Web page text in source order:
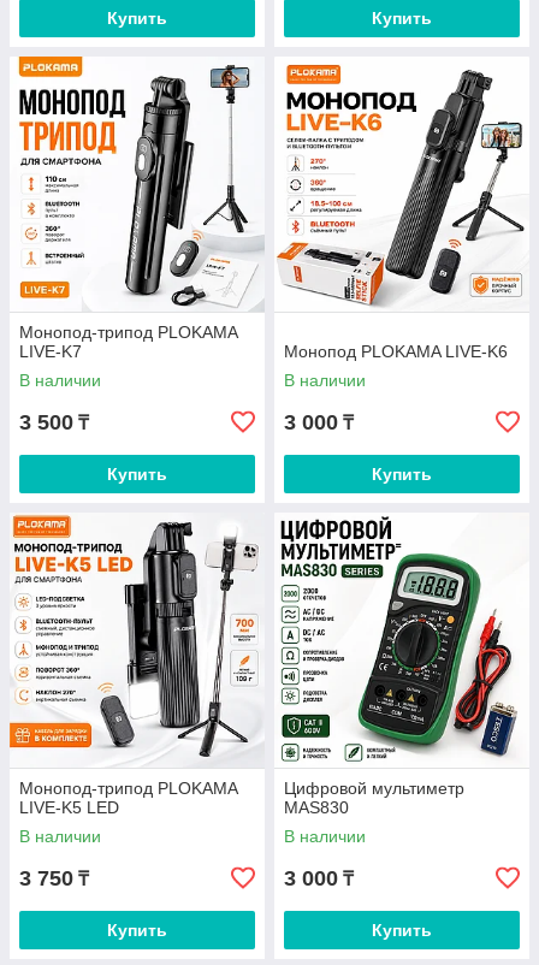
Купить Купить
Монопод-трипод PLOKAMA
LIVE-K7
В наличии
3 500 ₸
Купить
Монопод PLOKAMA LIVE-K6
В наличии
3 000 ₸
Купить
Монопод-трипод PLOKAMA
LIVE-K5 LED
В наличии
3 750 ₸
Купить
Цифровой мультиметр
MAS830
В наличии
3 000 ₸
Купить